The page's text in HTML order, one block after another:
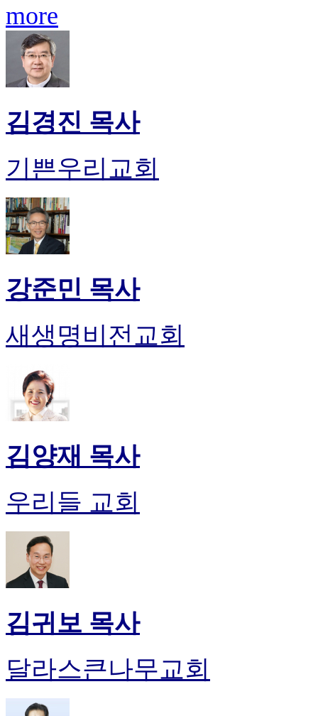
more
김경진 목사
기쁜우리교회
강준민 목사
새생명비전교회
김양재 목사
우리들 교회
김귀보 목사
달라스큰나무교회